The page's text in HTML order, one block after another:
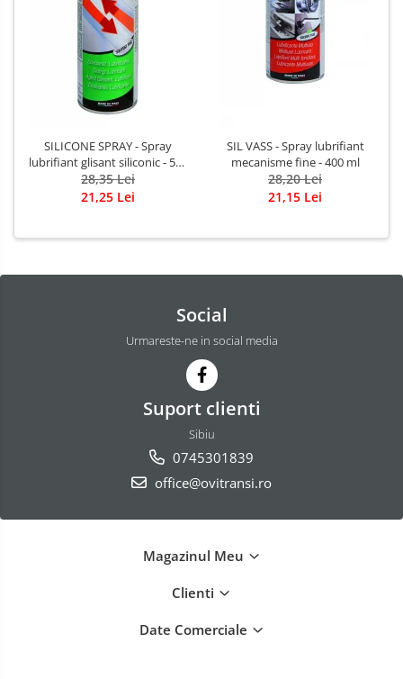
SILICONE SPRAY - Spray
lubrifiant glisant siliconic - 500
ml
28,35 Lei
21,25 Lei
SIL VASS - Spray lubrifiant
mecanisme fine - 400 ml
28,20 Lei
21,15 Lei
Social
Urmareste-ne in social media
Suport clienti
Sibiu
0745301839
office@ovitransi.ro
Magazinul Meu
Clienti
Date Comerciale